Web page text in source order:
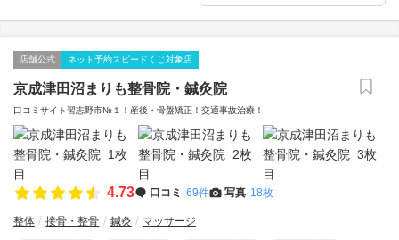
店舗公式 ネット予約スピードくじ対象店
京成津田沼まりも整骨院・鍼灸院
口コミサイト習志野市№１！産後・骨盤矯正！交通事故治療！
4.73 口コミ 69件 写真 18枚
整体 接骨・整骨 鍼灸 マッサージ